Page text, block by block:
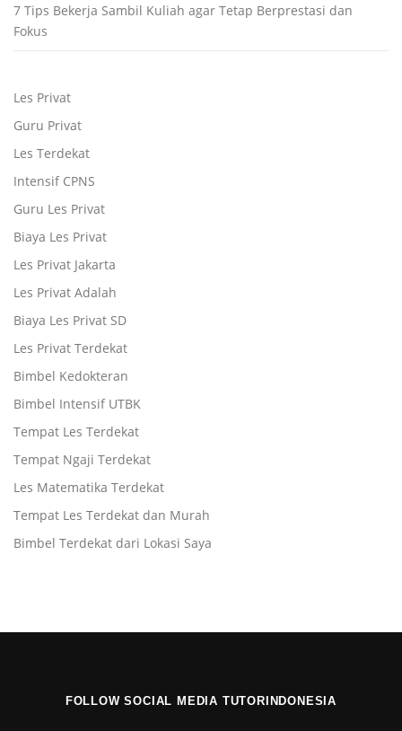
7 Tips Bekerja Sambil Kuliah agar Tetap Berprestasi dan
Fokus
Les Privat
Guru Privat
Les Terdekat
Intensif CPNS
Guru Les Privat
Biaya Les Privat
Les Privat Jakarta
Les Privat Adalah
Biaya Les Privat SD
Les Privat Terdekat
Bimbel Kedokteran
Bimbel Intensif UTBK
Tempat Les Terdekat
Tempat Ngaji Terdekat
Les Matematika Terdekat
Tempat Les Terdekat dan Murah
Bimbel Terdekat dari Lokasi Saya
FOLLOW SOCIAL MEDIA TUTORINDONESIA